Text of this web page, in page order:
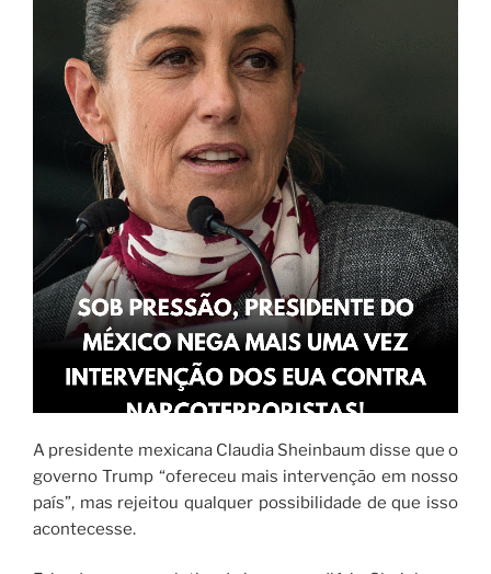
A presidente mexicana Claudia Sheinbaum disse que o
governo Trump “ofereceu mais intervenção em nosso
país”, mas rejeitou qualquer possibilidade de que isso
acontecesse.